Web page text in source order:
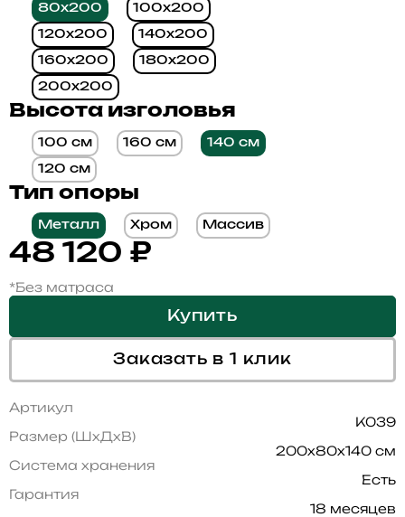
80x200 100x200
120x200 140x200
160x200 180x200
200x200
Высота изголовья
100 см 160 см 140 см
120 см
Тип опоры
Металл Хром Массив
48 120 ₽
*Без матраса
Купить
Заказать в 1 клик
Артикул
K039
Размер (ШхДхВ)
200x80x140 см
Система хранения
Есть
Гарантия
18 месяцев